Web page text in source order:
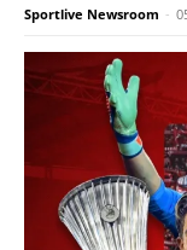
Sportlive Newsroom -